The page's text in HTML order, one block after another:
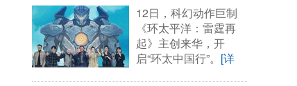
12日，科幻动作巨制
《环太平洋：雷霆再
起》主创来华，开
启“环太中国行”。 [详